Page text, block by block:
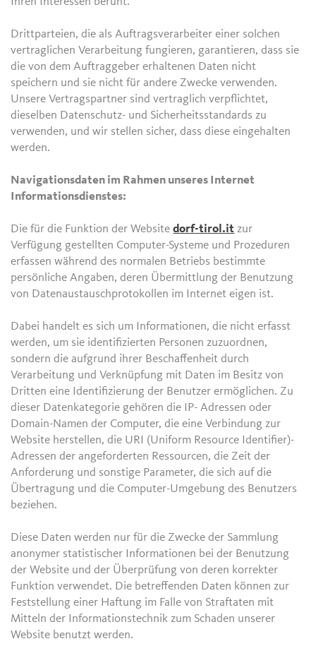
Drittparteien, die als Auftragsverarbeiter einer solchen
vertraglichen Verarbeitung fungieren, garantieren, dass sie
die von dem Auftraggeber erhaltenen Daten nicht
speichern und sie nicht für andere Zwecke verwenden.
Unsere Vertragspartner sind vertraglich verpflichtet,
dieselben Datenschutz- und Sicherheitsstandards zu
verwenden, und wir stellen sicher, dass diese eingehalten
werden.
Navigationsdaten im Rahmen unseres Internet
Informationsdienstes:
Die für die Funktion der Websitedorf-tirol.it zur
Verfügung gestellten Computer-Systeme und Prozeduren
erfassen während des normalen Betriebs bestimmte
persönliche Angaben, deren Übermittlung der Benutzung
von Datenaustauschprotokollen im Internet eigen ist.
Dabei handelt es sich um Informationen, die nicht erfasst
werden, um sie identifizierten Personen zuzuordnen,
sondern die aufgrund ihrer Beschaffenheit durch
Verarbeitung und Verknüpfung mit Daten im Besitz von
Dritten eine Identifizierung der Benutzer ermöglichen. Zu
dieser Datenkategorie gehören die IP- Adressen oder
Domain-Namen der Computer, die eine Verbindung zur
Website herstellen, die URI (Uniform Resource Identifier)-
Adressen der angeforderten Ressourcen, die Zeit der
Anforderung und sonstige Parameter, die sich auf die
Übertragung und die Computer-Umgebung des Benutzers
beziehen.
Diese Daten werden nur für die Zwecke der Sammlung
anonymer statistischer Informationen bei der Benutzung
der Website und der Überprüfung von deren korrekter
Funktion verwendet. Die betreffenden Daten können zur
Feststellung einer Haftung im Falle von Straftaten mit
Mitteln der Informationstechnik zum Schaden unserer
Website benutzt werden.